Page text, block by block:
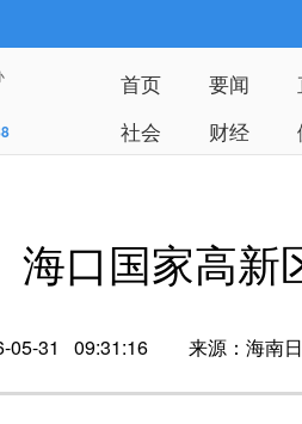
首页 要闻
社会
财经
海口国家高新
05-31 09:31:16 来源：海南